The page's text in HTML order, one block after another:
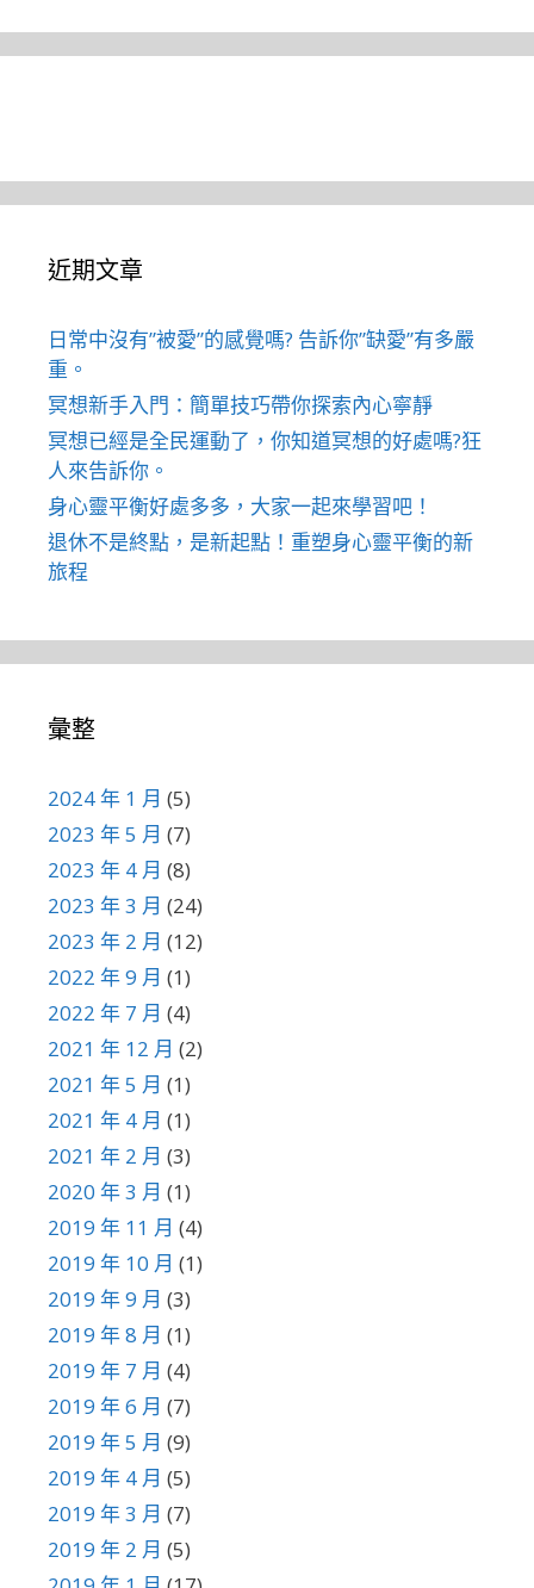
近期文章
日常中沒有”被愛”的感覺嗎? 告訴你”缺愛”有多嚴
重。
冥想新手入門：簡單技巧帶你探索內心寧靜
冥想已經是全民運動了，你知道冥想的好處嗎?狂
人來告訴你。
身心靈平衡好處多多，大家一起來學習吧！
退休不是終點，是新起點！重塑身心靈平衡的新
旅程
彙整
2024 年 1 月 (5)
2023 年 5 月 (7)
2023 年 4 月 (8)
2023 年 3 月 (24)
2023 年 2 月 (12)
2022 年 9 月 (1)
2022 年 7 月 (4)
2021 年 12 月 (2)
2021 年 5 月 (1)
2021 年 4 月 (1)
2021 年 2 月 (3)
2020 年 3 月 (1)
2019 年 11 月 (4)
2019 年 10 月 (1)
2019 年 9 月 (3)
2019 年 8 月 (1)
2019 年 7 月 (4)
2019 年 6 月 (7)
2019 年 5 月 (9)
2019 年 4 月 (5)
2019 年 3 月 (7)
2019 年 2 月 (5)